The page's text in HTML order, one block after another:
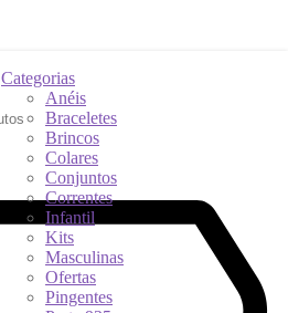
Categorias
Anéis
Braceletes
Brincos
Colares
Conjuntos
Correntes
Infantil
Kits
Masculinas
Ofertas
Pingentes